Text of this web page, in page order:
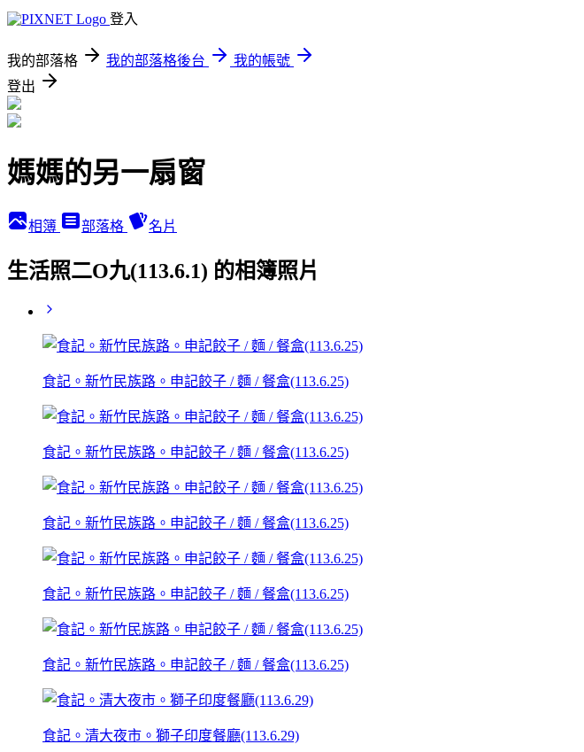
登入
我的部落格 我的部落格後台
我的帳號
登出
媽媽的另一扇窗
相簿 部落格 名片
生活照二O九(113.6.1) 的相簿照片
食記。新竹民族路。申記餃子 / 麵 / 餐盒(113.6.25)
食記。新竹民族路。申記餃子 / 麵 / 餐盒(113.6.25)
食記。新竹民族路。申記餃子 / 麵 / 餐盒(113.6.25)
食記。新竹民族路。申記餃子 / 麵 / 餐盒(113.6.25)
食記。新竹民族路。申記餃子 / 麵 / 餐盒(113.6.25)
食記。清大夜市。獅子印度餐廳(113.6.29)